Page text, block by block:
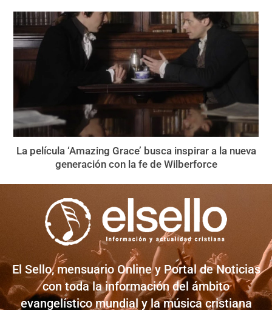
La película ‘Amazing Grace’ busca inspirar a la nueva
generación con la fe de Wilberforce
El Sello, mensuario Online y Portal de Noticias
con toda la información del ámbito
evangelístico mundial y la música cristiana